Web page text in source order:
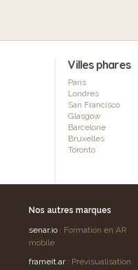
Villes phares
Paris
Londres
San Francisco
Glasgow
Barcelone
Bruxelles
Toronto
Nos autres marques
senar.io: Formation en AR
mobile
frameit.ar: Prévisualisation